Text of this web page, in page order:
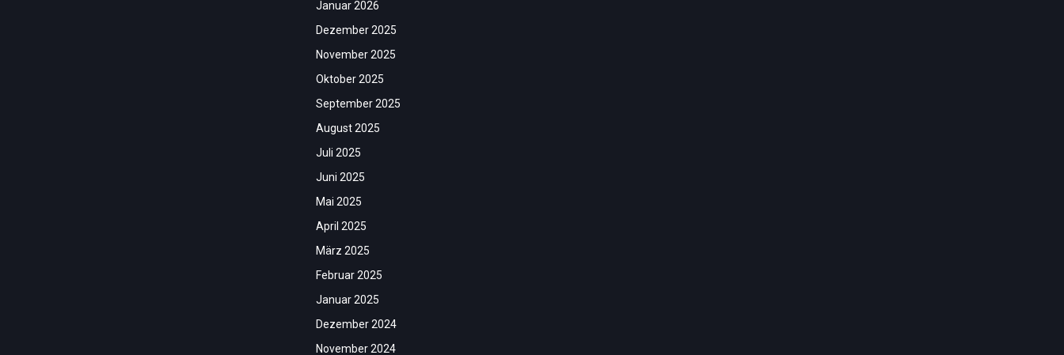
Januar 2026
Dezember 2025
November 2025
Oktober 2025
September 2025
August 2025
Juli 2025
Juni 2025
Mai 2025
April 2025
März 2025
Februar 2025
Januar 2025
Dezember 2024
November 2024